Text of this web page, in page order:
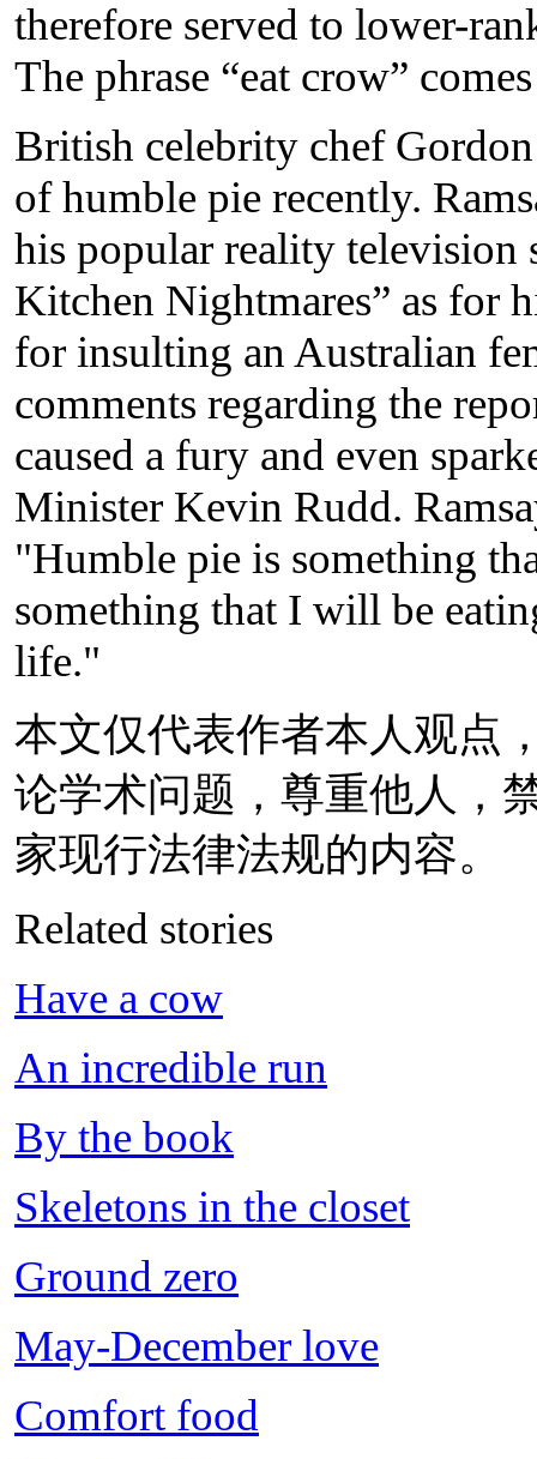
therefore served to lower-
The phrase “eat crow”
British celebrity chef
of humble pie recently.
his popular reality television
Kitchen Nightmares” as for
for insulting an Australian
comments regarding the
caused a fury and even
Minister Kevin Rudd.
"Humble pie is something
something that I will be
life."
本文仅代表作者本人观点
论学术问题，尊重他人，
家现行法律法规的内容。
Related stories
Have a cow
An incredible run
By the book
Skeletons in the closet
Ground zero
May-December love
Comfort food